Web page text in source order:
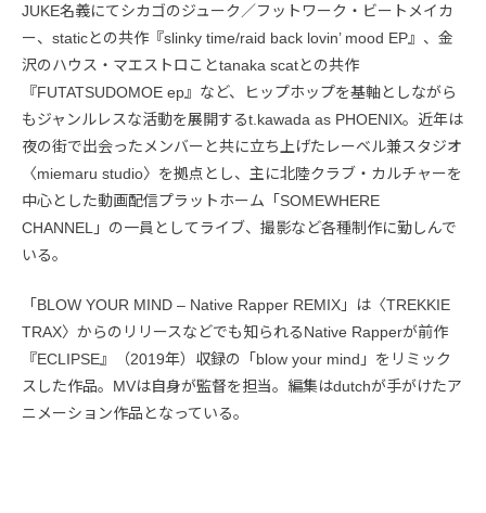
JUKE名義にてシカゴのジューク／フットワーク・ビートメイカ
ー、staticとの共作『slinky time/raid back lovin’ mood EP』、金
沢のハウス・マエストロことtanaka scatとの共作
『FUTATSUDOMOE ep』など、ヒップホップを基軸としながら
もジャンルレスな活動を展開するt.kawada as PHOENIX。近年は
夜の街で出会ったメンバーと共に立ち上げたレーベル兼スタジオ
〈miemaru studio〉を拠点とし、主に北陸クラブ・カルチャーを
中心とした動画配信プラットホーム「SOMEWHERE
CHANNEL」の一員としてライブ、撮影など各種制作に勤しんで
いる。
「BLOW YOUR MIND – Native Rapper REMIX」は〈TREKKIE
TRAX〉からのリリースなどでも知られるNative Rapperが前作
『ECLIPSE』（2019年）収録の「blow your mind」をリミック
スした作品。MVは自身が監督を担当。編集はdutchが手がけたア
ニメーション作品となっている。